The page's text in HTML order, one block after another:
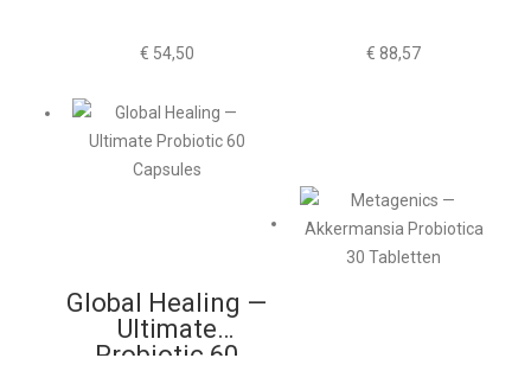
€ 54,50 € 88,57
Global Healing —
Ultimate
Probiotic 60